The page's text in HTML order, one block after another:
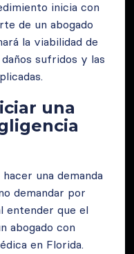
inicia con
de un abogado
la viabilidad de
sufridos y las
una
una demanda
demandar por
entender que el
abogado con
en Florida.